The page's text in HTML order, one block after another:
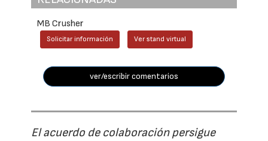
MB Crusher
Solicitar información Ver stand virtual
ver/escribir comentarios
El acuerdo de colaboración persigue